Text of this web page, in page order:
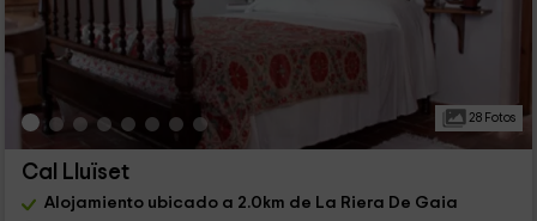
28 Fotos
Cal Lluïset
Alojamiento ubicado a 2.0km de La Riera De Gaia